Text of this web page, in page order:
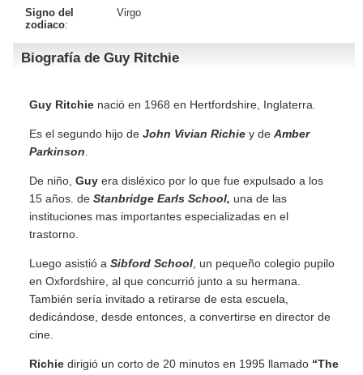
Signo del
zodiaco:
Virgo
Biografía de Guy Ritchie
Guy Ritchie nació en 1968 en Hertfordshire, Inglaterra.
Es el segundo hijo de John Vivian Richie y de Amber
Parkinson
De niño, Guy era disléxico por lo que fue expulsado a los
15 años. de Stanbridge Earls School, una de las
instituciones mas importantes especializadas en el
trastorno.
Luego asistió a Sibford School , un pequeño colegio pupilo
en Oxfordshire, al que concurrió junto a su hermana.
También sería invitado a retirarse de esta escuela,
dedicándose, desde entonces, a convertirse en director de
cine.
Richie dirigió un corto de 20 minutos en 1995 llamado “The